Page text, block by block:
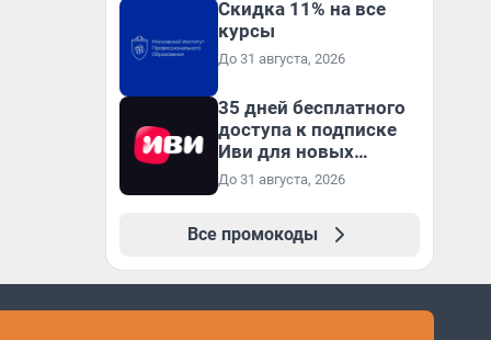
Скидка 11% на все
курсы
До 31 августа, 2026
35 дней бесплатного
доступа к подписке
Иви для новых
пользователей
До 31 августа, 2026
Все промокоды